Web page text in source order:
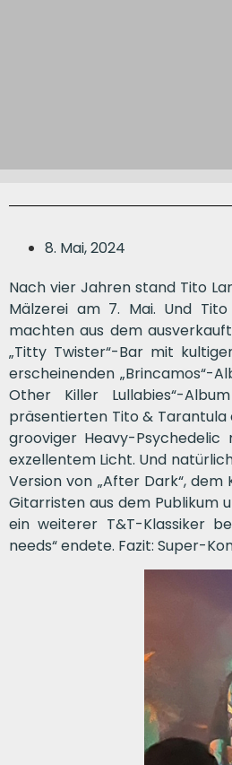
8. Mai, 2024
Nach vier Jahren stand Tito
Mälzerei am 7. Mai. Und
machten aus dem
„Titty Twister“-Bar mit
erscheinenden „Brincamos“-
Other Killer Lullabies“-
präsentierten Tito & Tarantula
grooviger Heavy-
exzellentem Licht. Und
Version von „After Dark“,
Gitarristen aus dem Publikum
ein weiterer T&T-Klassiker
needs“ endete. Fazit: Super-